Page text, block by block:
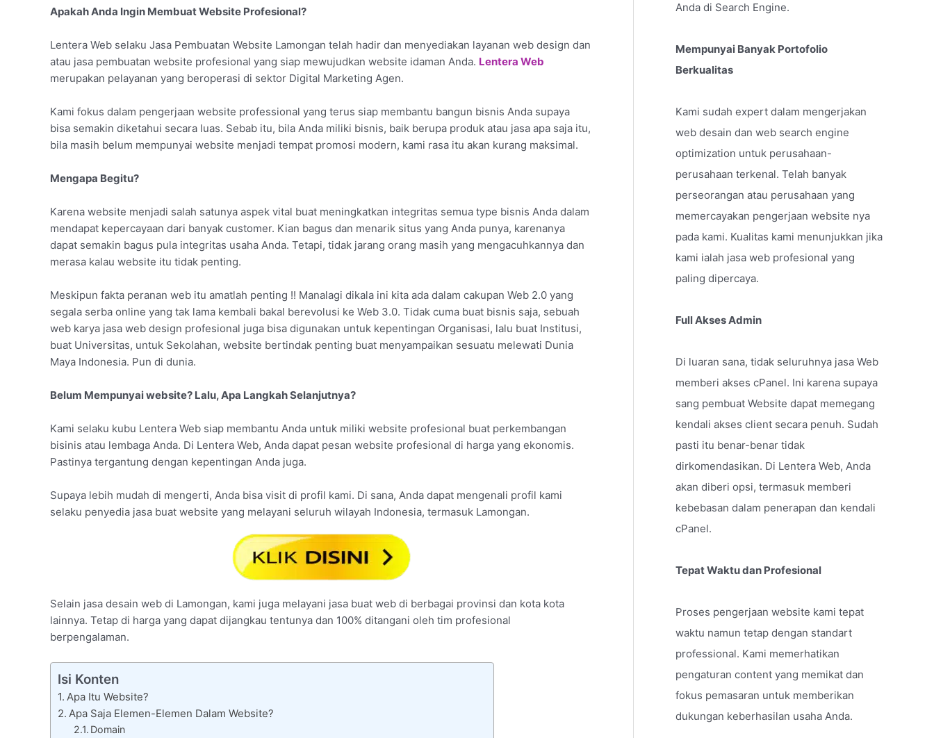
Apakah Anda Ingin Membuat Website Profesional?
Lentera Web selaku Jasa Pembuatan Website Lamongan telah hadir dan menyediakan layanan web design dan
atau jasa pembuatan website profesional yang siap mewujudkan website idaman Anda. Lentera Web
merupakan pelayanan yang beroperasi di sektor Digital Marketing Agen.
Kami fokus dalam pengerjaan website professional yang terus siap membantu bangun bisnis Anda supaya
bisa semakin diketahui secara luas. Sebab itu, bila Anda miliki bisnis, baik berupa produk atau jasa apa saja itu,
bila masih belum mempunyai website menjadi tempat promosi modern, kami rasa itu akan kurang maksimal.
Mengapa Begitu?
Karena website menjadi salah satunya aspek vital buat meningkatkan integritas semua type bisnis Anda dalam
mendapat kepercayaan dari banyak customer. Kian bagus dan menarik situs yang Anda punya, karenanya
dapat semakin bagus pula integritas usaha Anda. Tetapi, tidak jarang orang masih yang mengacuhkannya dan
merasa kalau website itu tidak penting.
Meskipun fakta peranan web itu amatlah penting !! Manalagi dikala ini kita ada dalam cakupan Web 2.0 yang
segala serba online yang tak lama kembali bakal berevolusi ke Web 3.0. Tidak cuma buat bisnis saja, sebuah
web karya jasa web design profesional juga bisa digunakan untuk kepentingan Organisasi, lalu buat Institusi,
buat Universitas, untuk Sekolahan, website bertindak penting buat menyampaikan sesuatu melewati Dunia
Maya Indonesia. Pun di dunia.
Belum Mempunyai website? Lalu, Apa Langkah Selanjutnya?
Kami selaku kubu Lentera Web siap membantu Anda untuk miliki website profesional buat perkembangan
bisinis atau lembaga Anda. Di Lentera Web, Anda dapat pesan website profesional di harga yang ekonomis.
Pastinya tergantung dengan kepentingan Anda juga.
Supaya lebih mudah di mengerti, Anda bisa visit di profil kami. Di sana, Anda dapat mengenali profil kami
selaku penyedia jasa buat website yang melayani seluruh wilayah Indonesia, termasuk Lamongan.
Selain jasa desain web di Lamongan, kami juga melayani jasa buat web di berbagai provinsi dan kota kota
lainnya. Tetap di harga yang dapat dijangkau tentunya dan 100% ditangani oleh tim profesional
berpengalaman.
Isi Konten
Apa Itu Website?
Apa Saja Elemen-Elemen Dalam Website?
Domain
Anda di Search Engine.
Mempunyai Banyak Portofolio
Berkualitas
Kami sudah expert dalam mengerjakan
web desain dan web search engine
optimization untuk perusahaan-
perusahaan terkenal. Telah banyak
perseorangan atau perusahaan yang
memercayakan pengerjaan website nya
pada kami. Kualitas kami menunjukkan jika
kami ialah jasa web profesional yang
paling dipercaya.
Full Akses Admin
Di luaran sana, tidak seluruhnya jasa Web
memberi akses cPanel. Ini karena supaya
sang pembuat Website dapat memegang
kendali akses client secara penuh. Sudah
pasti itu benar-benar tidak
dirkomendasikan. Di Lentera Web, Anda
akan diberi opsi, termasuk memberi
kebebasan dalam penerapan dan kendali
cPanel.
Tepat Waktu dan Profesional
Proses pengerjaan website kami tepat
waktu namun tetap dengan standart
professional. Kami memerhatikan
pengaturan content yang memikat dan
fokus pemasaran untuk memberikan
dukungan keberhasilan usaha Anda.